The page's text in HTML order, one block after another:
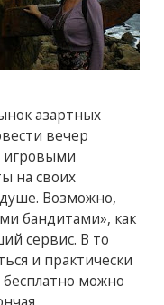
азартных
вечер
игровыми
на своих
Возможно,
бандитами», как
сервис. В то
и практически
можно